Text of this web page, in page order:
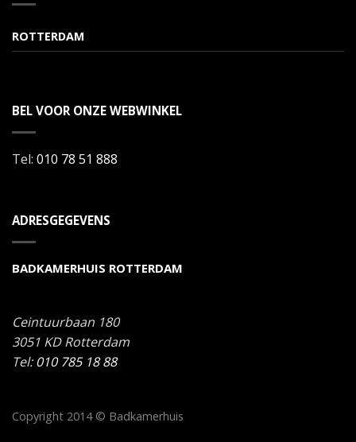
ROTTERDAM
BEL VOOR ONZE WEBWINKEL
Tel: 010 78 51 888
ADRESGEGEVENS
BADKAMERHUIS ROTTERDAM
Ceintuurbaan 180
3051 KD Rotterdam
Tel:010 785 18 88
Copyright 2014 © Badkamerhuis